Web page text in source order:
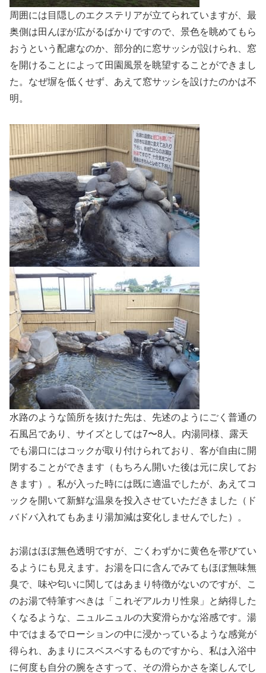
周囲には目隠しのエクステリアが立てられていますが、最
奥側は田んぼが広がるばかりですので、景色を眺めてもら
おうという配慮なのか、部分的に窓サッシが設けられ、窓
を開けることによって田園風景を眺望することができまし
た。なぜ塀を低くせず、あえて窓サッシを設けたのかは不
明。
水路のような箇所を抜けた先は、先述のようにごく普通の
石風呂であり、サイズとしては7〜8人。内湯同様、露天
でも湯口にはコックが取り付けられており、客が自由に開
閉することができます（もちろん開いた後は元に戻してお
きます）。私が入った時には既に適温でしたが、あえてコ
ックを開いて新鮮な温泉を投入させていただきました（ド
バドバ入れてもあまり湯加減は変化しませんでした）。
お湯はほぼ無色透明ですが、ごくわずかに黄色を帯びてい
るようにも見えます。お湯を口に含んでみてもほぼ無味無
臭で、味や匂いに関してはあまり特徴がないのですが、こ
のお湯で特筆すべきは「これぞアルカリ性泉」と納得した
くなるような、ニュルニュルの大変滑らかな浴感です。湯
中ではまるでローションの中に浸かっているような感覚が
得られ、あまりにスベスベするものですから、私は入浴中
に何度も自分の腕をさすって、その滑らかさを楽しんでし